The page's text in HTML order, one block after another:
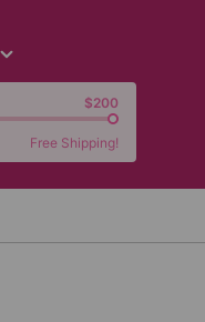
$200
Free Shipping!